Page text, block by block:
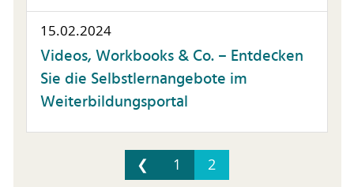
15.02.2024
Videos, Workbooks & Co. – Entdecken
Sie die Selbstlernangebote im
Weiterbildungsportal
❮ 1 2